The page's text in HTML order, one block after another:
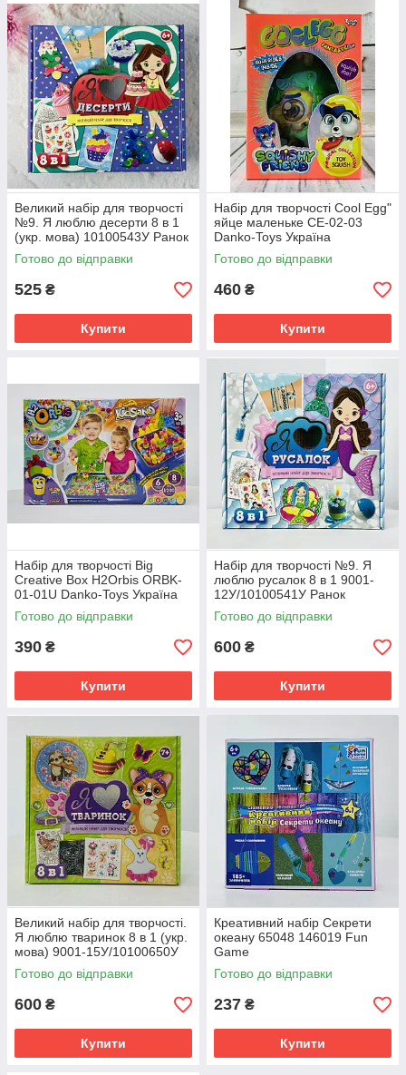
Великий набір для творчості
№9. Я люблю десерти 8 в 1
(укр. мова) 10100543У Ранок
Україна
Готово до відправки
525 ₴
Купити
Набір для творчості Cool Egg"
яйце маленьке СЕ-02-03
Danko-Toys Україна
Готово до відправки
460 ₴
Купити
Набір для творчості Big
Creative Box H2Orbis ORBK-
01-01U Danko-Toys Україна
Готово до відправки
390 ₴
Купити
Набір для творчості №9. Я
люблю русалок 8 в 1 9001-
12У/10100541У Ранок
Україна
Готово до відправки
600 ₴
Купити
Великий набір для творчості.
Я люблю тваринок 8 в 1 (укр.
мова) 9001-15У/10100650У
Ранок
Готово до відправки
600 ₴
Купити
Креативний набір Секрети
океану 65048 146019 Fun
Game
Готово до відправки
237 ₴
Купити